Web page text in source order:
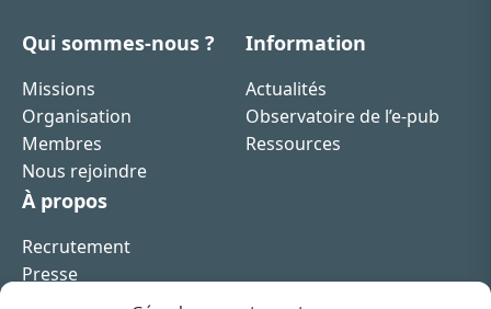
Qui sommes-nous ?
Missions
Organisation
Membres
Nous rejoindre
Information
Actualités
Observatoire de l’e-pub
Ressources
À propos
Recrutement
Presse